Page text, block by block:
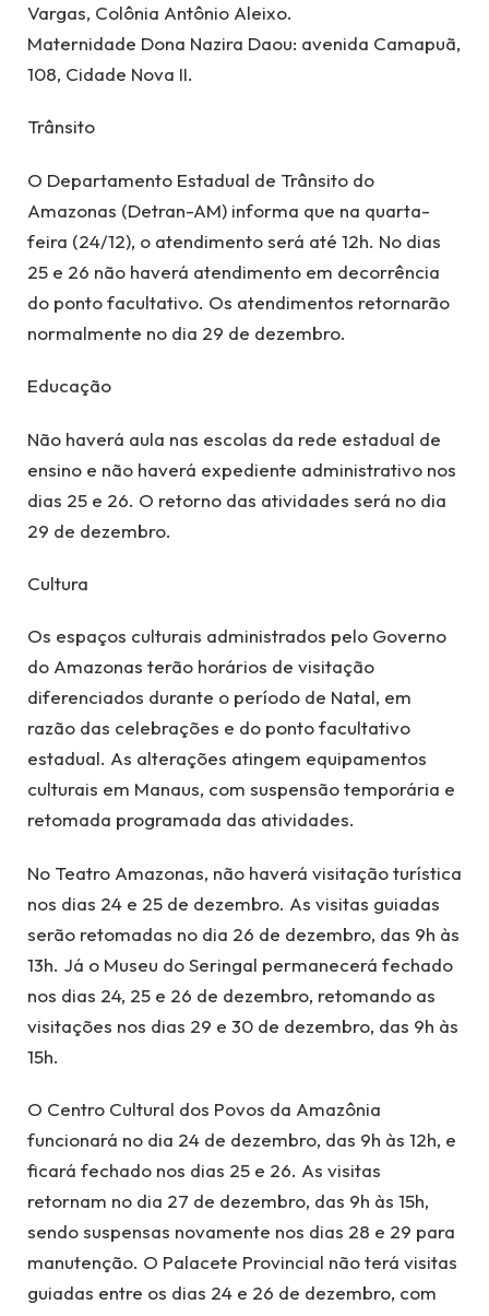
Vargas, Colônia Antônio Aleixo.
Maternidade Dona Nazira Daou: avenida Camapuã,
108, Cidade Nova II.
Trânsito
O Departamento Estadual de Trânsito do
Amazonas (Detran-AM) informa que na quarta-
feira (24/12), o atendimento será até 12h. No dias
25 e 26 não haverá atendimento em decorrência
do ponto facultativo. Os atendimentos retornarão
normalmente no dia 29 de dezembro.
Educação
Não haverá aula nas escolas da rede estadual de
ensino e não haverá expediente administrativo nos
dias 25 e 26. O retorno das atividades será no dia
29 de dezembro.
Cultura
Os espaços culturais administrados pelo Governo
do Amazonas terão horários de visitação
diferenciados durante o período de Natal, em
razão das celebrações e do ponto facultativo
estadual. As alterações atingem equipamentos
culturais em Manaus, com suspensão temporária e
retomada programada das atividades.
No Teatro Amazonas, não haverá visitação turística
nos dias 24 e 25 de dezembro. As visitas guiadas
serão retomadas no dia 26 de dezembro, das 9h às
13h. Já o Museu do Seringal permanecerá fechado
nos dias 24, 25 e 26 de dezembro, retomando as
visitações nos dias 29 e 30 de dezembro, das 9h às
15h.
O Centro Cultural dos Povos da Amazônia
funcionará no dia 24 de dezembro, das 9h às 12h, e
ficará fechado nos dias 25 e 26. As visitas
retornam no dia 27 de dezembro, das 9h às 15h,
sendo suspensas novamente nos dias 28 e 29 para
manutenção. O Palacete Provincial não terá visitas
guiadas entre os dias 24 e 26 de dezembro, com